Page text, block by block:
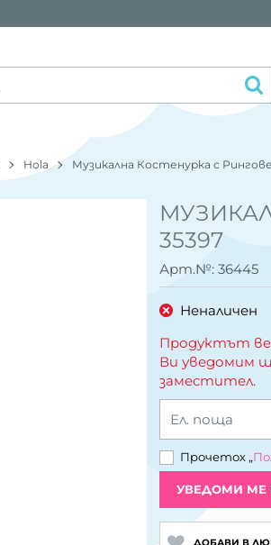
Hola Музикална Костенурка с
35397
Арт.№: 36445
Неналичен
Продуктът
Ви уведомим
заместител.
Ел. поща
Прочетох „
УВЕДОМИ МЕ
ДОБАВИ В